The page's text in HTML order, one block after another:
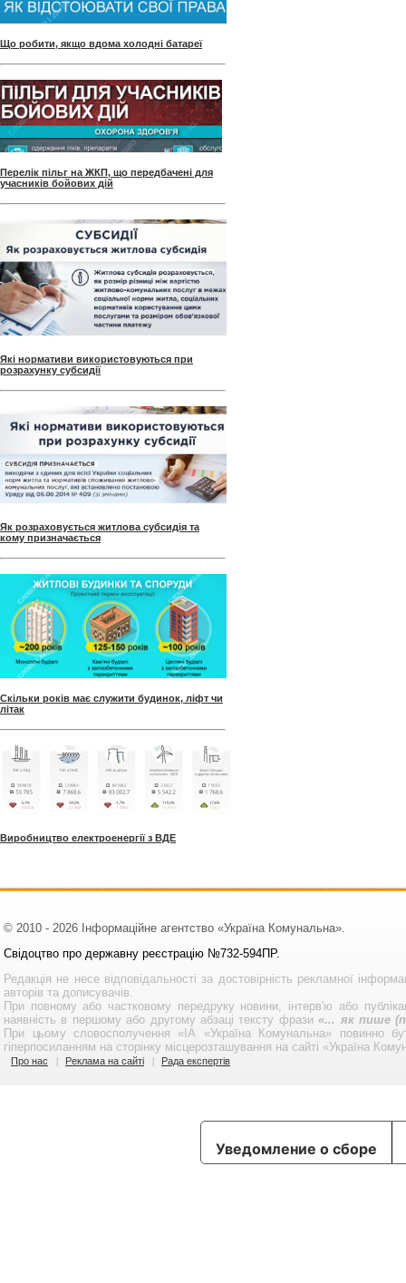
Що робити, якщо вдома холодні батареї
Перелік пільг на ЖКП, що передбачені для
учасників бойових дій
Які нормативи використовуються при
розрахунку субсидії
Як розраховується житлова субсидія та
кому призначається
Скільки років має служити будинок, ліфт чи
літак
Виробництво електроенергії з ВДЕ
© 2010 - 2026 Інформаційне агентство «Україна Комунальна».
Свідоцтво про державну реєстрацію №732-594ПР.
Редакція не несе відповідальності за достовірність рекламної
авторів та дописувачів.
При повному або частковому передруку новини, інтерв'ю або
наявність в першому або другому абзаці тексту фрази«... як пише
При цьому словосполучення «ІА «Україна Комунальна» повинно
гіперпосиланням на сторінку місцерозташування на сайті «Україна
Про нас Реклама на сайті Рада експертів
Уведомление о сборе